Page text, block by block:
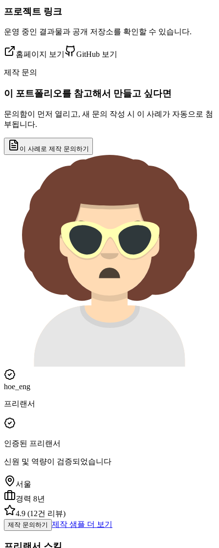
프로젝트 링크
운영 중인 결과물과 공개 저장소를 확인할 수 있습니다.
홈페이지 보기 GitHub 보기
제작 문의
이 포트폴리오를 참고해서 만들고 싶다면
문의함이 먼저 열리고, 새 문의 작성 시 이 사례가 자동으로 첨
부됩니다.
이 사례로 제작 문의하기
hoe_eng
프리랜서
인증된 프리랜서
신원 및 역량이 검증되었습니다
서울
경력 8년
4.9 (12건 리뷰)
제작 문의하기 제작 샘플 더 보기